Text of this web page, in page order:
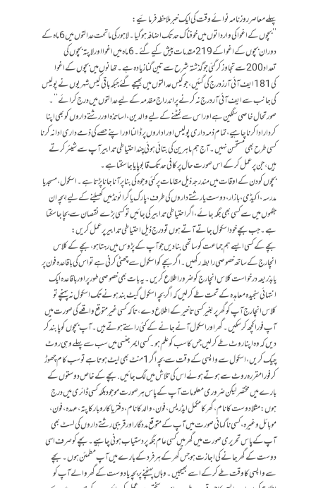
پہلے معاصر روزنامہ نوائے وقت کی ایک خبر ملاحظہ فرمائیے:
’’بچوں کے اغوا کی وارداتوں میں خوفناک حد تک اضافہ ہوگیا۔ لاہور کی ماتحت عدالتوں میں 6 ماہ کے
دوران بچوں کے اغوا کے 219 مقدمات پیش کیے گئے۔ 6 ماہ میں اغوا اور لاپتہ بچوں کی
تعداد 200 سے تجاوز کر گئی جو گذشتہ شرح سے تین گنا زیادہ ہے۔ تھانوں میں بچوں کے اغوا
کی 181 ایف آئی آرز درج کی گئیں، جو کیس عدالتوں میں بھیجے گئے جبکہ باقی کیس شہریوں نے پولیس
کی جانب سے ایف آئی آر درج نہ کرنے پر اندراج مقدمہ کے لیے عدالتوں میں درج کرائے‘‘۔
صورتحال خاصی سنگین ہے اور اس سے نمٹنے کے لیے والدین، اساتذہ اور رشتے داروں کو بھی اپنا
کردار ادا کرنا چاہیے، تمام ذمہ داری پولیس اور اداروں پر ڈالنا اور اپنے حصے کی ذمے داری ادا نہ کرنا
کسی طرح بھی مستحسن نہیں۔ آج ہم ماہرین کی بتائی ہوئی چند احتیاطی تدابیرآپ سے شیئر کرتے
ہیں، جن پر عمل کر کے اس صورت حال پر کافی حد تک قابو پایا جا سکتا ہے۔
بچوں کو دن کے اوقات میں مندرجہ ذیل مقامات پر کئی وجوہ کی بنا پر آنا جانا پڑتا ہے۔ اسکول، مسجد یا
مدرسہ، اکیڈمی، بازار، دوست یا رشتے داروں کی طرف، پارک یا گرائونڈ میں کھیلنے کے لیے! بچہ ان
جگہوں میں سے کسی بھی جگہ جائے، اگر احتیاطی تدابیر کی جائیں تو کسی بڑے نقصان سے بچا جا سکتا
ہے۔ جب بچے خود اسکول جاتے آتے ہوں تودرج ذیل احتیاطی تدابیر پر عمل کریں:
بچے کے کسی ایسے ہم جماعت کو ساتھی بنا دیں جو آپ کے پڑوس میں رہتا ہو، بچے کے کلاس
انچارج کے ساتھ خصوصی رابطہ رکھیں۔ اگر بچے کو اسکول سے چھٹی کرنی ہے تو اس کی باقاعدہ فون پر
یا بذریعہ درخواست کلاس انچارج کو ضرور اطلاع کریں۔ یہ بات بھی خصوصی طور پر اور باقاعدہ ایک
انتہائی سنجیدہ معاہدہ کے تحت طے کر لیں کہ اگر بچہ اسکول گیٹ بند ہونے تک اسکول نہ پہنچے تو
کلاس انچارج آپ کو گھر پر بغیر کسی تاخیر کے اطلاع دے، تاکہ کسی غیرمتوقع واقعے کی صورت میں
آپ فورا کچھ کر سکیں۔ گھر اور اسکول آنے جانے کے کئی راستے ہوتے ہیں۔ آپ بچوں کو پابند کر
دیں کہ وہ اپنا روٹ طے کر لیں جس کا سب کو علم ہو۔ کسی ایمرجنسی میں سب سے پہلے وہی روٹ
چیک کریں، اسکول سے واپسی کے وقت سے بچہ اگر 1منٹ بھی لیٹ ہوتا ہے تو سب کام چھوڑ
کر فورا مقررہ روٹ سے ہوتے ہوئے اس کی تلاش میں لگ جائیں. بچے کے خاص دوستوں کے
بارے میں مختصر لیکن ضروری معلومات آپ کے پاس ہر صورت موجود بلکہ کسی ڈائری میں درج
ہوں: مثلا دوست کا نام، گھر کا مکمل ایڈریس، فون، والد کا نام، دفتر یا کاروبار کا پتہ، عہدہ، فون،
موبائل وغیرہ، کسی ناگہانی صورت میں آپ کے متوقع مددگار اور قریبی رشتے داروں کی لسٹ بھی
آپ کے پاس تحریری صورت میں گھر میں کسی عام جگہ پر دستیاب ہونی چاہیے۔ بچے کو صرف اسی
دوست کے گھر جانے کی اجازت ہو جس گھر کے ہر فردکے بارے میں آپ مطمئن ہوں۔ بچے
سے واپسی کا وقت طے کر کے اسے بھیجیں۔ وہاں پہنچنے پر بچہ یا دوست کے گھر والے آپ کو